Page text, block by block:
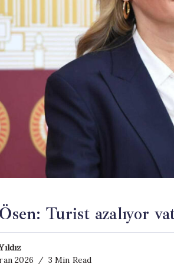
Turist azalıyor
2026
3 Min Read